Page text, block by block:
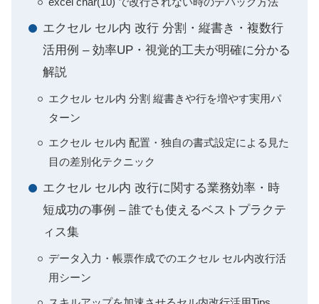
エクセル セル内 改行 分割・縦書き・複数行
活用例 – 効率UP・視覚的工夫が明確に分かる
解説
エクセル セル内 分割 縦書きや行を増やす実用パ
ターン
エクセル セル内 配置・独自の書式設定による見た
目の差別化テクニック
エクセル セル内 改行に関する業務効率・時
短成功の事例 – 誰でも使えるベストプラクテ
ィス集
データ入力・帳票作成でのエクセル セル内改行活
用シーン